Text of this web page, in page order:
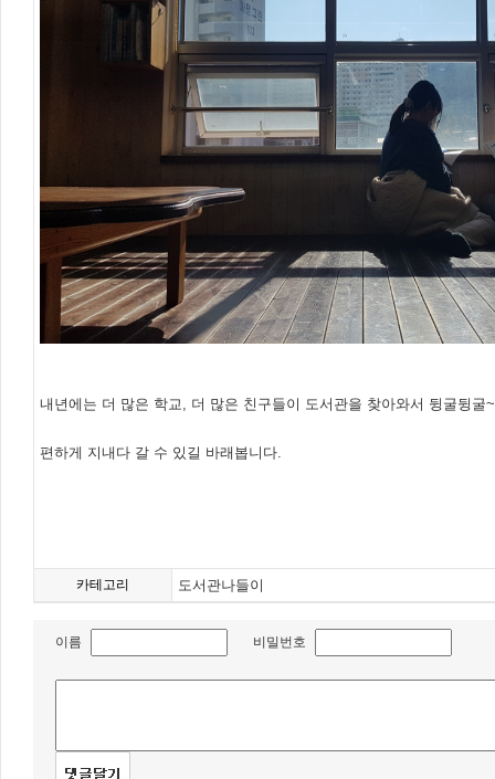
내년에는 더 많은 학교, 더 많은 친구들이 도서관을 찾아와서 뒹굴뒹굴
편하게 지내다 갈 수 있길 바래봅니다.
카테고리 도서관나들이
이름 비밀번호